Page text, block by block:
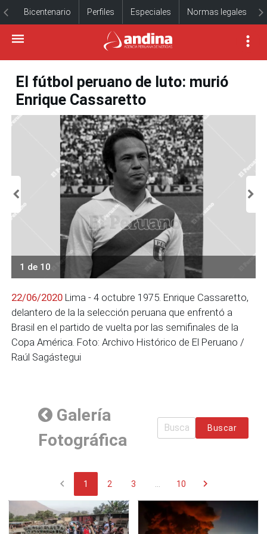
Bicentenario Perfiles Especiales Normas legales
El fútbol peruano de luto: murió
Enrique Cassaretto
1 de 10
22/06/2020 Lima - 4 octubre 1975. Enrique Cassaretto,
delantero de la la selección peruana que enfrentó a
Brasil en el partido de vuelta por las semifinales de la
Copa América. Foto: Archivo Histórico de El Peruano /
Raúl Sagástegui
Galería
Fotográfica
Buscar
chevron_left 1 2 3 10 chevron_right